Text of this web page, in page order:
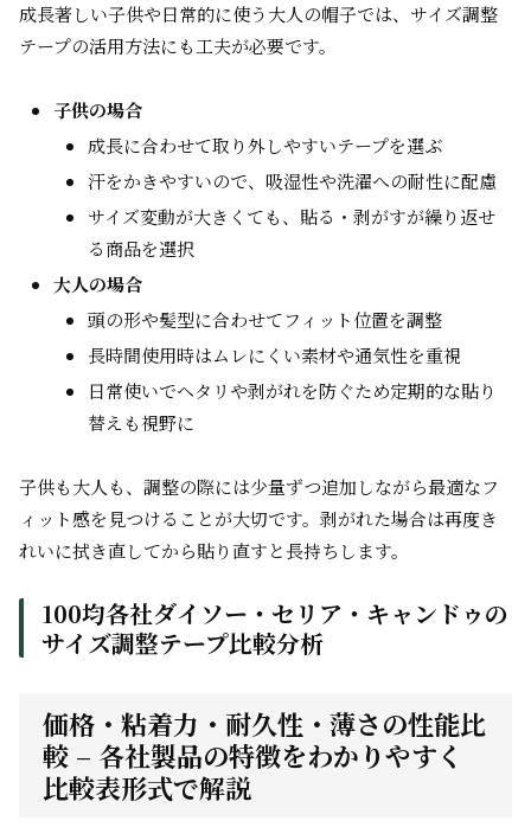
成長著しい子供や日常的に使う大人の帽子では、サイズ調整
テープの活用方法にも工夫が必要です。
子供の場合
成長に合わせて取り外しやすいテープを選ぶ
汗をかきやすいので、吸湿性や洗濯への耐性に配慮
サイズ変動が大きくても、貼る・剥がすが繰り返せ
る商品を選択
大人の場合
頭の形や髪型に合わせてフィット位置を調整
長時間使用時はムレにくい素材や通気性を重視
日常使いでヘタリや剥がれを防ぐため定期的な貼り
替えも視野に
子供も大人も、調整の際には少量ずつ追加しながら最適なフ
ィット感を見つけることが大切です。剥がれた場合は再度き
れいに拭き直してから貼り直すと長持ちします。
100均各社ダイソー・セリア・キャンドゥの
サイズ調整テープ比較分析
価格・粘着力・耐久性・薄さの性能比
較 – 各社製品の特徴をわかりやすく
比較表形式で解説